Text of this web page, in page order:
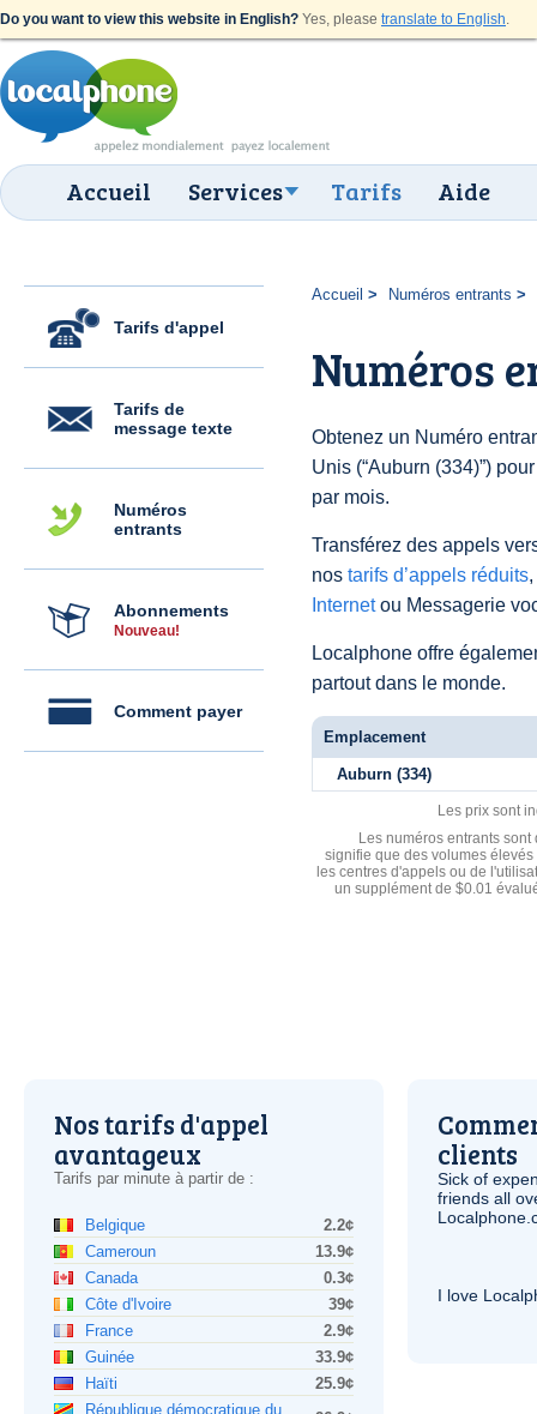
Do you want to view this website in English? Yes, please translate to English.
Accueil Services Tarifs Aide
Tarifs d'appel
Tarifs de
message texte
Numéros
entrants
Abonnements
Nouveau!
Comment payer
Accueil Numéros entrants
Numéros
Obtenez un Numéro
Unis (“Auburn (334)”)
par mois.
Transférez des appels
nos tarifs d’appels réduits
Internetou Messagerie
Localphone offre
partout dans le monde.
Emplacement
Auburn (334)
Les prix sont
Les numéros entrants
signifie que des volumes
les centres d'appels ou de
un supplément de $0.01
Nos tarifs d'appel
avantageux
Tarifs par minute à partir de :
Belgique
2.2¢
Cameroun
13.9¢
Canada
0.3¢
Côte d'Ivoire
39¢
France
2.9¢
Guinée
33.9¢
Haïti
25.9¢
République démocratique du
clients
Sick of
friends all
I love